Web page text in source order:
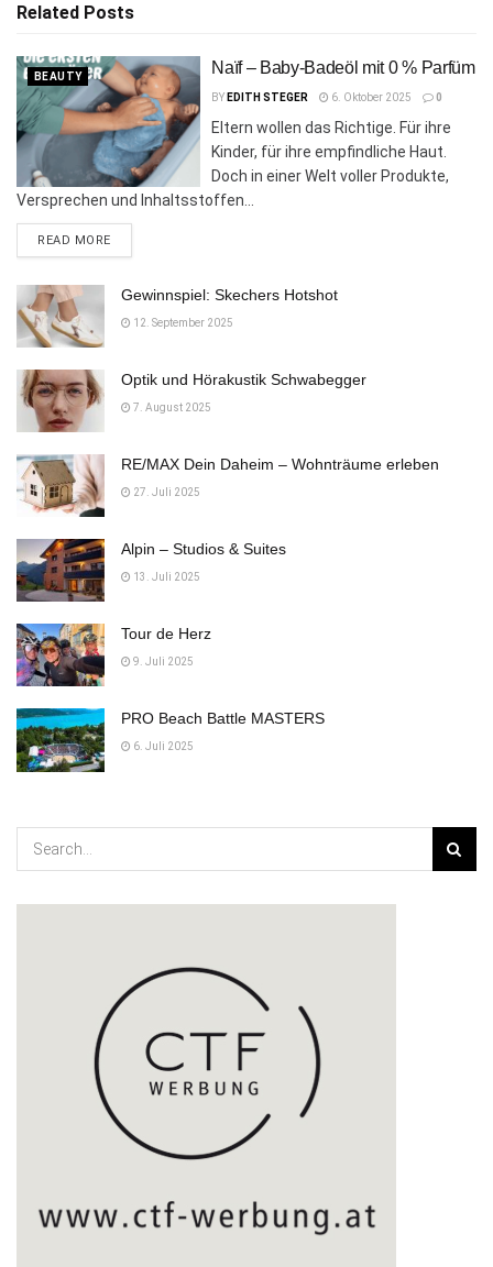
Related Posts
BEAUTY Naïf – Baby-Badeöl mit 0 % Parfüm
BY EDITH STEGER 6. Oktober 2025 0
Eltern wollen das Richtige. Für ihre
Kinder, für ihre empfindliche Haut.
Doch in einer Welt voller Produkte,
Versprechen und Inhaltsstoffen...
READ MOREDETAILS
Gewinnspiel: Skechers Hotshot
12. September 2025
Optik und Hörakustik Schwabegger
7. August 2025
RE/MAX Dein Daheim – Wohnträume erleben
27. Juli 2025
Alpin – Studios & Suites
13. Juli 2025
Tour de Herz
9. Juli 2025
PRO Beach Battle MASTERS
6. Juli 2025